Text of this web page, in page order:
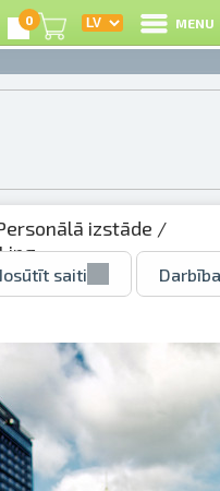
0 MENU
izstāde /
saiti